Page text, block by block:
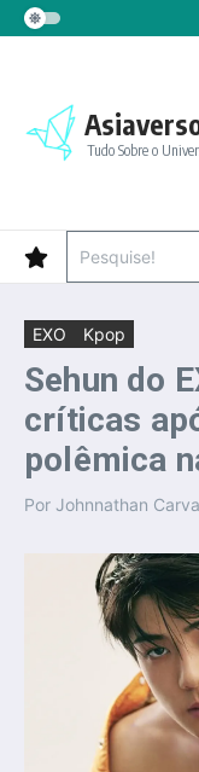
Ir para o conteúdo
Tudo Sobre o
EXO Kpop
Sehun do
críticas
polêmica
Por Johnnathan